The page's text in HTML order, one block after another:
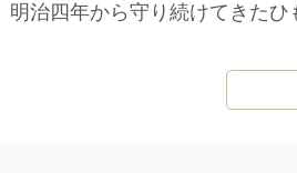
明治四年から守り続けてきたひ